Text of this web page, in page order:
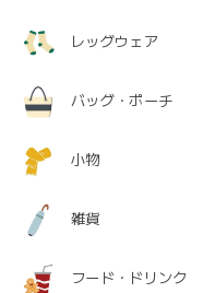
レッグウェア
バッグ・ポーチ
小物
雑貨
フード・ドリンク